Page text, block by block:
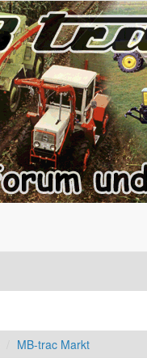
MB-trac Markt